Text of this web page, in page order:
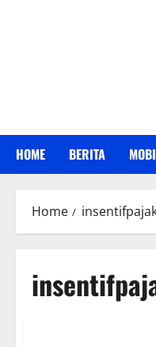
HOME BERITA
Home